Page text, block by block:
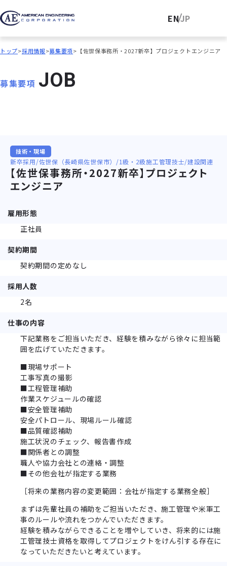
ENJP
トップ 採用情報 募集要項 【佐世保事務所・2027新卒】プロジェクトエンジニア
募集要項 JOB
技術・現場
新卒採用 佐世保（長崎県佐世保市） 1級・2級施工管理技士 建設関連
【佐世保事務所・2027新卒】プロジェクト
エンジニア
雇用形態
正社員
契約期間
契約期間の定めなし
採用人数
2名
仕事の内容
下記業務をご担当いただき、経験を積みながら徐々に担当範
囲を広げていただきます。
■現場サポート
工事写真の撮影
■工程管理補助
作業スケジュールの確認
■安全管理補助
安全パトロール、現場ルール確認
■品質確認補助
施工状況のチェック、報告書作成
■関係者との調整
職人や協力会社との連絡・調整
■その他会社が指定する業務
［将来の業務内容の変更範囲：会社が指定する業務全般］
まずは先輩社員の補助をご担当いただき、施工管理や米軍工
事のルールや流れをつかんでいただきます。
経験を積みながらできることを増やしていき、将来的には施
工管理技士資格を取得してプロジェクトをけん引する存在に
なっていただきたいと考えています。